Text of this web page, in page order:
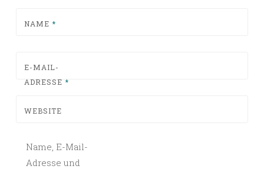
NAME *
E-MAIL-
ADRESSE *
WEBSITE
Name, E-Mail-
Adresse und